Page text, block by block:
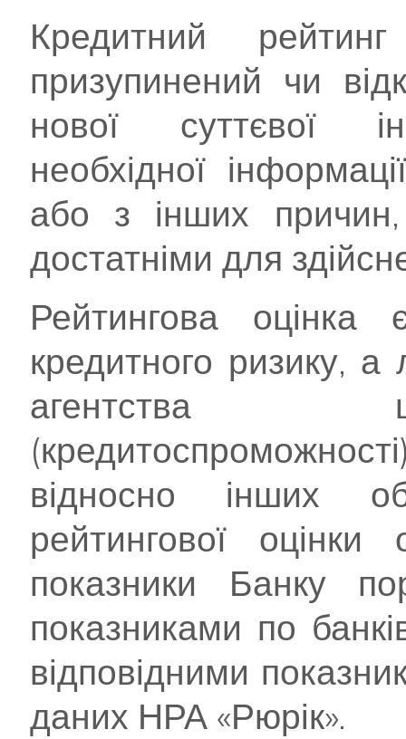
Кредитний
призупинений чи
нової суттєвої
необхідної
або з інших причин,
достатніми для
Рейтингова
кредитного ризику,
агентства
відносно інших
рейтингової оцінки
показники Банку
показниками по
відповідними
даних НРА «Рюрік».